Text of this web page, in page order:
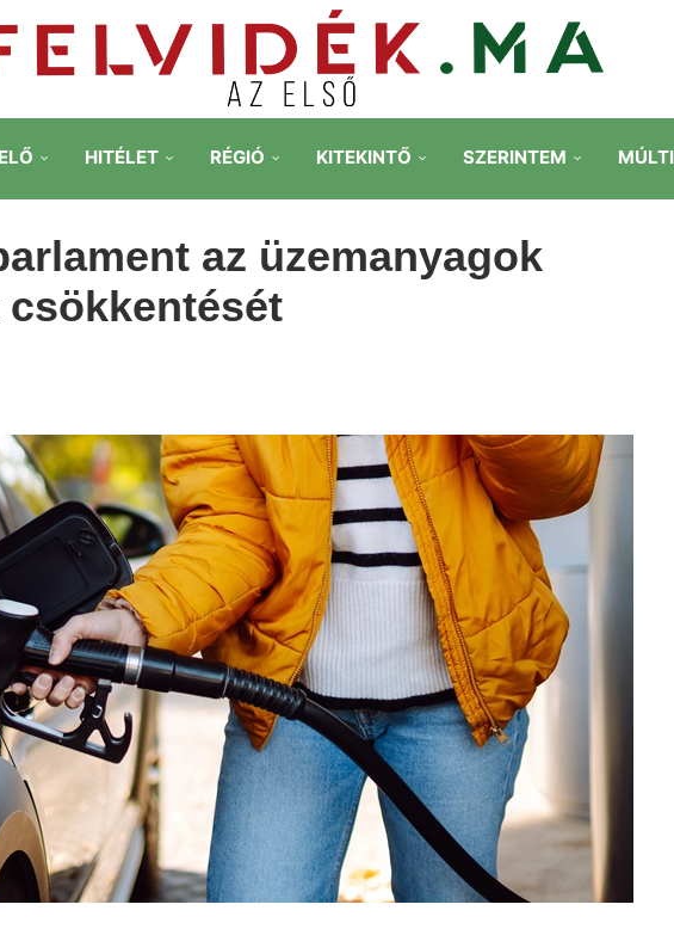
HITÉLET RÉGIÓ KITEKINTŐ SZERINTEM
az üzemanyagok